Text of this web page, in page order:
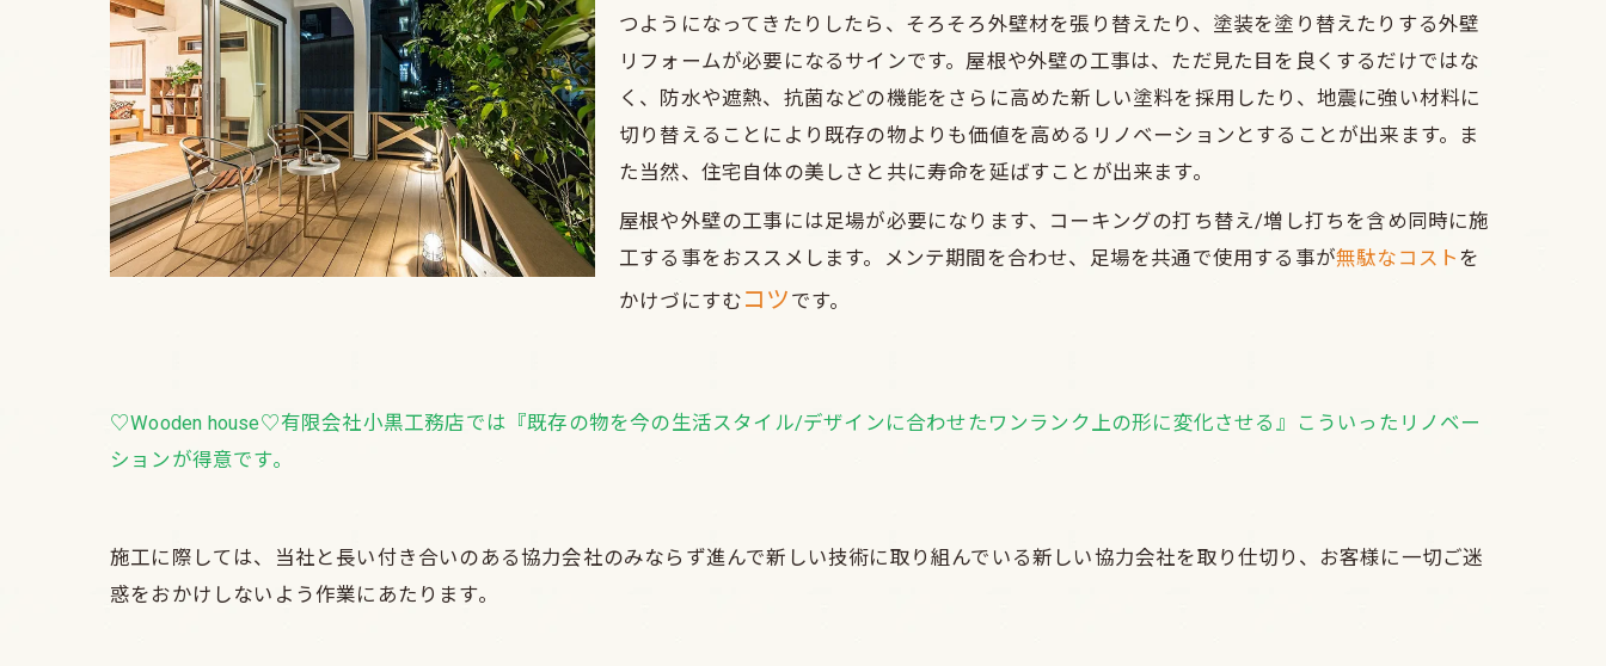
つようになってきたりしたら、そろそろ外壁材を張り替えたり、塗装を塗り替えたりする外壁
リフォームが必要になるサインです。屋根や外壁の工事は、ただ見た目を良くするだけではな
く、防水や遮熱、抗菌などの機能をさらに高めた新しい塗料を採用したり、地震に強い材料に
切り替えることにより既存の物よりも価値を高めるリノベーションとすることが出来ます。ま
た当然、住宅自体の美しさと共に寿命を延ばすことが出来ます。
屋根や外壁の工事には足場が必要になります、コーキングの打ち替え/増し打ちを含め同時に施
工する事をおススメします。メンテ期間を合わせ、足場を共通で使用する事が無駄なコスト を
かけづにすむ コツ です。
♡Wooden house♡有限会社小黒工務店では『既存の物を今の生活スタイル/デザインに合わせたワンランク上の形に変化させる』こういったリノベー
ションが得意です。
施工に際しては、当社と長い付き合いのある協力会社のみならず進んで新しい技術に取り組んでいる新しい協力会社を取り仕切り、お客様に一切ご迷
惑をおかけしないよう作業にあたります。